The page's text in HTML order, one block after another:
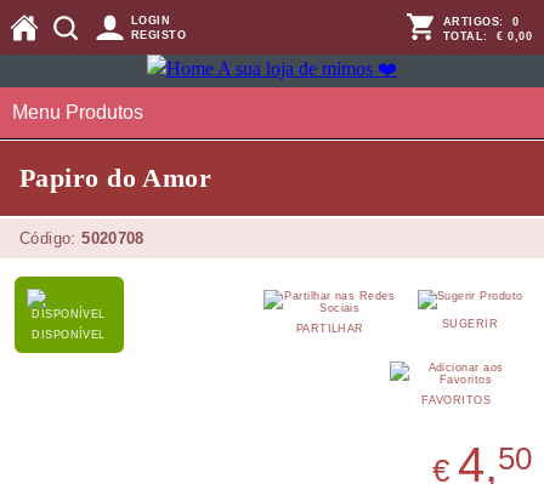
LOGIN
REGISTO
ARTIGOS: 0
TOTAL: € 0,00
Menu Produtos
Papiro do Amor
Código:5020708
DISPONÍVEL
SUGERIR
PARTILHAR
FAVORITOS
€ 4,50